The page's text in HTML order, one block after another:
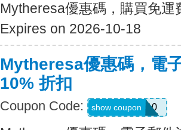
Mytheresa優惠碼，購買免運
Expires on 2026-10-18
Mytheresa優惠碼，電
10% 折扣
Coupon Code: first10
show coupon